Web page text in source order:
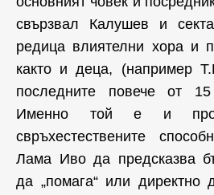
свързвал Калушев и
редица влиятелни хора и
както и деца, (например
последните повече от 15
Именно той е и
свръхестествените
Лама Иво да предсказва
да „помага“ или директно